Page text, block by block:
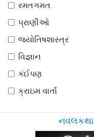
રમતગમત
પ્રાણીઓ
જ્યોતિષશાસ્ત્ર
વિજ્ઞાન
કંઈપણ
ક્રાઇમ વાર્તા
નવલકથા